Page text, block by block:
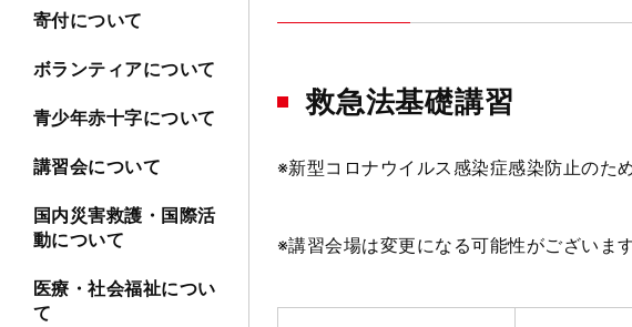
寄付について
ボランティアについて
青少年赤十字について
講習会について
国内災害救護・国際活
動について
医療・社会福祉につい
て
救急法基礎講習
※新型コロナウイルス感染症感染防止のた
※講習会場は変更になる可能性がございます